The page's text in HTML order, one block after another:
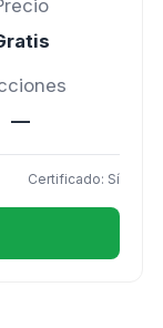
—
Certificado: Sí